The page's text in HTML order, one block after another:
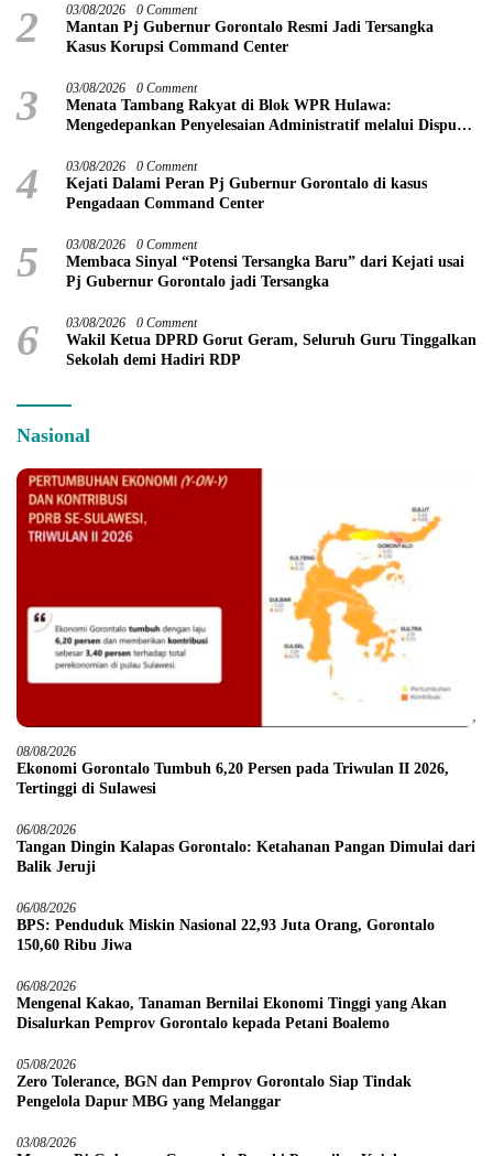
2 03/08/2026 0 Comment
Mantan Pj Gubernur Gorontalo Resmi Jadi Tersangka
Kasus Korupsi Command Center
3 03/08/2026 0 Comment
Menata Tambang Rakyat di Blok WPR Hulawa:
Mengedepankan Penyelesaian Administratif melalui Dispute
4 03/08/2026 0 Comment
Kejati Dalami Peran Pj Gubernur Gorontalo di kasus
Pengadaan Command Center
5 03/08/2026 0 Comment
Membaca Sinyal “Potensi Tersangka Baru” dari Kejati usai
Pj Gubernur Gorontalo jadi Tersangka
6 03/08/2026 0 Comment
Wakil Ketua DPRD Gorut Geram, Seluruh Guru Tinggalkan
Sekolah demi Hadiri RDP
Nasional
08/08/2026
Ekonomi Gorontalo Tumbuh 6,20 Persen pada Triwulan II 2026,
Tertinggi di Sulawesi
06/08/2026
Tangan Dingin Kalapas Gorontalo: Ketahanan Pangan Dimulai dari
Balik Jeruji
06/08/2026
BPS: Penduduk Miskin Nasional 22,93 Juta Orang, Gorontalo
150,60 Ribu Jiwa
06/08/2026
Mengenal Kakao, Tanaman Bernilai Ekonomi Tinggi yang Akan
Disalurkan Pemprov Gorontalo kepada Petani Boalemo
05/08/2026
Zero Tolerance, BGN dan Pemprov Gorontalo Siap Tindak
Pengelola Dapur MBG yang Melanggar
03/08/2026